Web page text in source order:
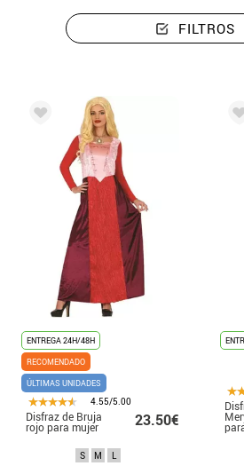
FILTROS
ENTREGA 24H/48H
RECOMENDADO
ÚLTIMAS UNIDADES
4.55/5.00
Disfraz de Bruja
rojo para mujer 23.50€
S M L